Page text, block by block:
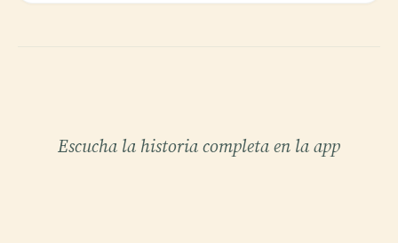
Escucha la historia completa en la app